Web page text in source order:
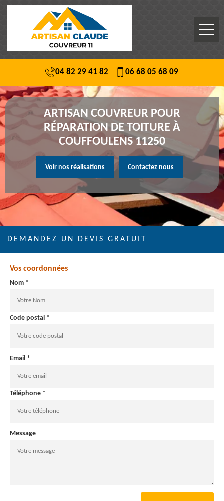
04 82 29 41 82 06 68 05 68 09
ARTISAN COUVREUR POUR
RÉPARATION DE TOITURE À
COUFFOULENS 11250
Voir nos réalisations Contactez nous
DEMANDEZ UN DEVIS GRATUIT
Vos coordonnées
Nom *
Code postal *
Email *
Téléphone *
Message